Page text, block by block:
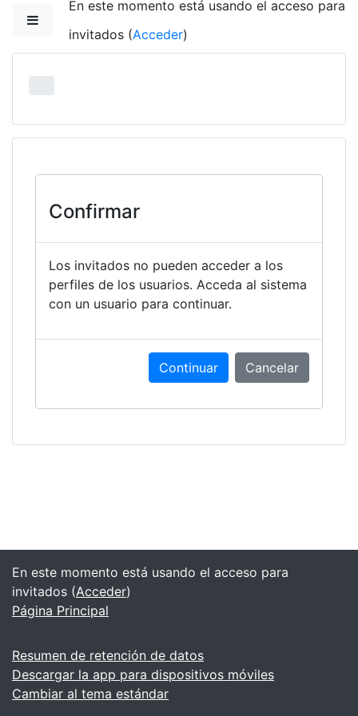
Salta al contenido principal
En este momento está usando el acceso para
invitados (Acceder)
Confirmar
Los invitados no pueden acceder a los
perfiles de los usuarios. Acceda al sistema
con un usuario para continuar.
Continuar Cancelar
En este momento está usando el acceso para
invitados (Acceder)
Página Principal
Resumen de retención de datos
Descargar la app para dispositivos móviles
Cambiar al tema estándar